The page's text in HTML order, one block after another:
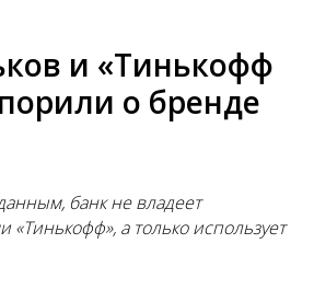
и «Тинькофф
о бренде
банк не владеет
«Тинькофф», а только использует